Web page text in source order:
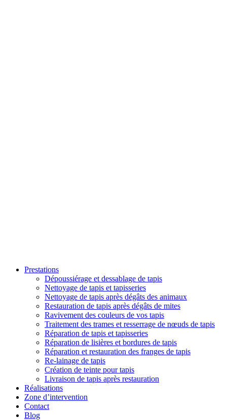
Prestations
Dépoussiérage et dessablage de tapis
Nettoyage de tapis et tapisseries
Nettoyage de tapis après dégâts des animaux
Restauration de tapis après dégâts de mites
Ravivement des couleurs de vos tapis
Traitement des trames et resserrage de nœuds de tapis
Réparation de tapis et tapisseries
Réparation de lisières et bordures de tapis
Réparation et restauration des franges de tapis
Re-lainage de tapis
Création de teinte pour tapis
Livraison de tapis après restauration
Réalisations
Zone d’intervention
Contact
Blog